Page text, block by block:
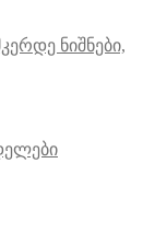
ნიშნები,